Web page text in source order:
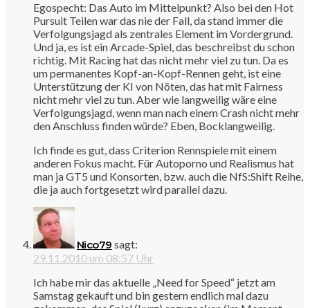
Egospecht: Das Auto im Mittelpunkt? Also bei den Hot
Pursuit Teilen war das nie der Fall, da stand immer die
Verfolgungsjagd als zentrales Element im Vordergrund.
Und ja, es ist ein Arcade-Spiel, das beschreibst du schon
richtig. Mit Racing hat das nicht mehr viel zu tun. Da es
um permanentes Kopf-an-Kopf-Rennen geht, ist eine
Unterstützung der KI von Nöten, das hat mit Fairness
nicht mehr viel zu tun. Aber wie langweilig wäre eine
Verfolgungsjagd, wenn man nach einem Crash nicht mehr
den Anschluss finden würde? Eben, Bocklangweilig.
Ich finde es gut, dass Criterion Rennspiele mit einem
anderen Fokus macht. Für Autoporno und Realismus hat
man ja GT5 und Konsorten, bzw. auch die NfS:Shift Reihe,
die ja auch fortgesetzt wird parallel dazu.
Nico79 sagt:
29.11.2010 um 08:57 Uhr
Ich habe mir das aktuelle „Need for Speed“ jetzt am
Samstag gekauft und bin gestern endlich mal dazu